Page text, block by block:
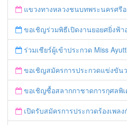
แขวงทางหลวงชนบทพระนครศรีอยุธยา "ร่วมรณรงค์ ขับช้า เปิดไฟหน้า คาดเข็ม
ขอเชิญร่วมพิธีเปิดงานยอยศยิ่งฟ้าอ
ร่วมเชียร์ผู้เข้าประกวด Miss Ayutthaya ในวัน
ขอเชิญสมัครการประกวดแข่งขันวงดนตรี Ayutthaya
ขอเชิญซื้อสลากกาชาดการกุศลพิเศษจังหวัดพระน
เปิดรับสมัครการประกวดร้องเพลงกำนัน